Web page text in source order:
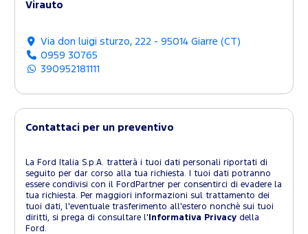
Virauto
Via don luigi sturzo, 222 - 95014 Giarre (CT)
0959 30765
390952181111
Contattaci per un preventivo
La Ford Italia S.p.A. tratterà i tuoi dati personali riportati di
seguito per dar corso alla tua richiesta. I tuoi dati potranno
essere condivisi con il FordPartner per consentirci di evadere la
tua richiesta. Per maggiori informazioni sul trattamento dei
tuoi dati, l'eventuale trasferimento all'estero nonchè sui tuoi
diritti, si prega di consultare l' Informativa Privacy della
Ford.